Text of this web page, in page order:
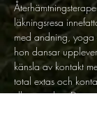
läkningsresa
med andning,
hon dansar
känsla av kontakt
total extas och
till människor.